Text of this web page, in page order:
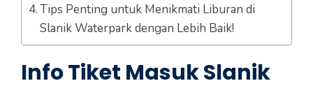
Tips Penting untuk Menikmati Liburan di
Slanik Waterpark dengan Lebih Baik!
Info Tiket Masuk Slanik